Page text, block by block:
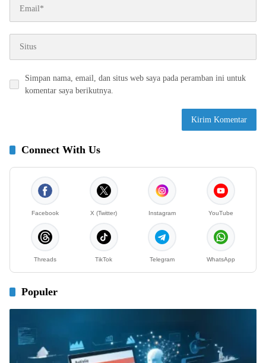
Simpan nama, email, dan situs web saya pada peramban ini untuk
komentar saya berikutnya.
Connect With Us
Facebook X (Twitter) Instagram YouTube
Threads TikTok Telegram WhatsApp
Populer